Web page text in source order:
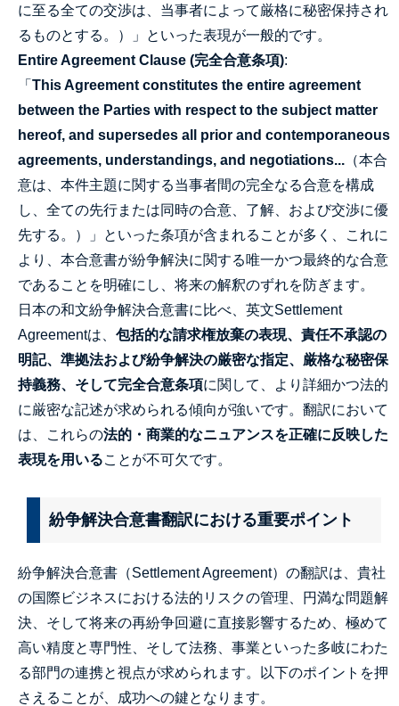
に至る全ての交渉は、当事者によって厳格に秘密保持され
るものとする。）」といった表現が一般的です。
Entire Agreement Clause (完全合意条項):
「 This Agreement constitutes the entire agreement
between the Parties with respect to the subject matter
hereof, and supersedes all prior and contemporaneous
agreements, understandings, and negotiations... （本合
意は、本件主題に関する当事者間の完全なる合意を構成
し、全ての先行または同時の合意、了解、および交渉に優
先する。）」といった条項が含まれることが多く、これに
より、本合意書が紛争解決に関する唯一かつ最終的な合意
であることを明確にし、将来の解釈のずれを防ぎます。
日本の和文紛争解決合意書に比べ、英文Settlement
Agreementは、 包括的な請求権放棄の表現、責任不承認の
明記、準拠法および紛争解決の厳密な指定、厳格な秘密保
持義務、そして完全合意条項に関して、より詳細かつ法的
に厳密な記述が求められる傾向が強いです。翻訳において
は、これらの法的・商業的なニュアンスを正確に反映した
表現を用いることが不可欠です。
紛争解決合意書翻訳における重要ポイント
紛争解決合意書（Settlement Agreement）の翻訳は、貴社
の国際ビジネスにおける法的リスクの管理、円満な問題解
決、そして将来の再紛争回避に直接影響するため、極めて
高い精度と専門性、そして法務、事業といった多岐にわた
る部門の連携と視点が求められます。以下のポイントを押
さえることが、成功への鍵となります。